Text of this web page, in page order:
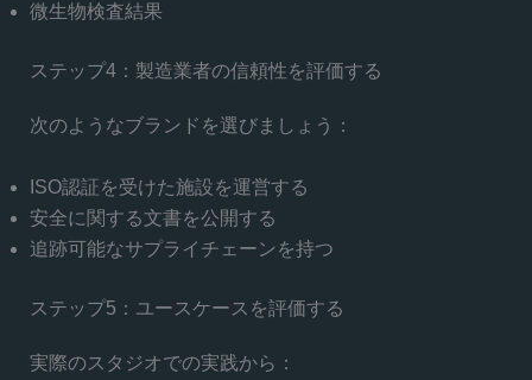
微生物検査結果
ステップ4：製造業者の信頼性を評価する
次のようなブランドを選びましょう：
ISO認証を受けた施設を運営する
安全に関する文書を公開する
追跡可能なサプライチェーンを持つ
ステップ5：ユースケースを評価する
実際のスタジオでの実践から：